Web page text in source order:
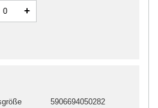
+
5906694050282